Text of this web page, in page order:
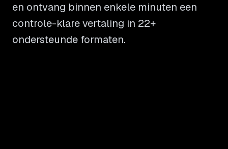
en ontvang binnen enkele minuten een
controle-klare vertaling in 22+
ondersteunde formaten.